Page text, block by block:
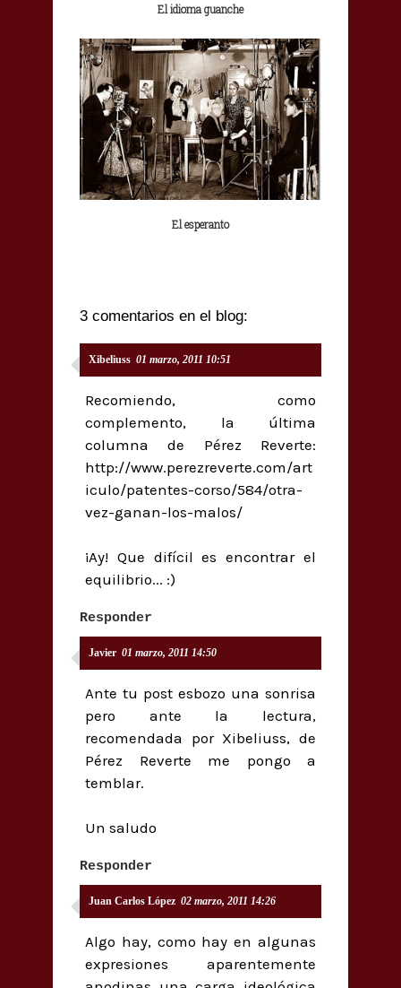
El idioma guanche
El esperanto
3 comentarios en el blog:
Xibeliuss 01 marzo, 2011 10:51
Recomiendo, como
complemento, la última
columna de Pérez Reverte:
http://www.perezreverte.com/art
iculo/patentes-corso/584/otra-
vez-ganan-los-malos/
¡Ay! Que difícil es encontrar el
equilibrio... :)
Responder
Javier 01 marzo, 2011 14:50
Ante tu post esbozo una sonrisa
pero ante la lectura,
recomendada por Xibeliuss, de
Pérez Reverte me pongo a
temblar.
Un saludo
Responder
Juan Carlos López 02 marzo, 2011 14:26
Algo hay, como hay en algunas
expresiones aparentemente